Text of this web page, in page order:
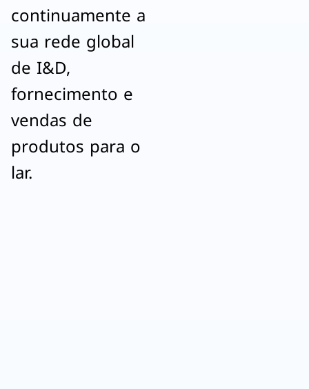
continuamente a
sua rede global
de I&D,
fornecimento e
vendas de
produtos para o
lar.